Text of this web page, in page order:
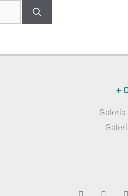
+
Galería